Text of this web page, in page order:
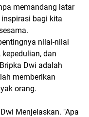
memandang latar
bagi kita
nilai-nilai
dan
Dwi adalah
memberikan
orang.
Menjelaskan. "Apa